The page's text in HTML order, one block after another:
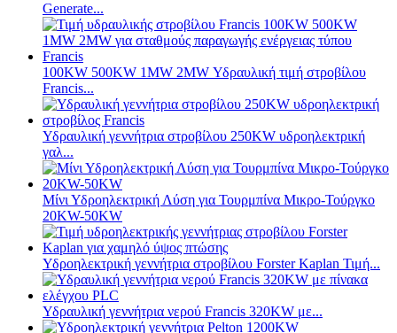
Generate...
100KW 500KW 1MW 2MW Υδραυλική τιμή στροβίλου
Francis...
Υδραυλική γεννήτρια στροβίλου 250KW υδροηλεκτρική
γαλ...
Μίνι Υδροηλεκτρική Λύση για Τουρμπίνα Μικρο-Τούργκο
20KW-50KW
Υδροηλεκτρική γεννήτρια στροβίλου Forster Kaplan Τιμή...
Υδραυλική γεννήτρια νερού Francis 320KW με...